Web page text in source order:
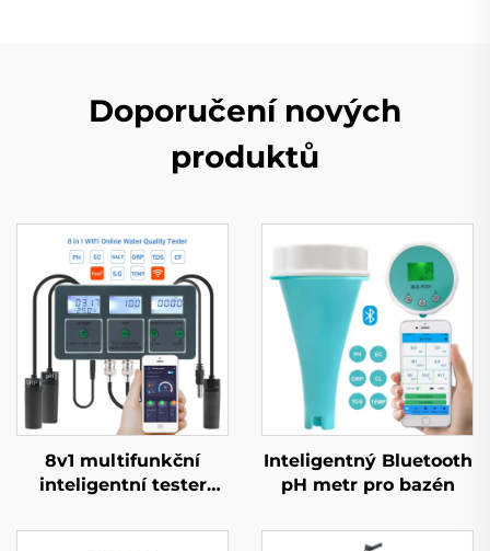
Doporučení nových
produktů
8v1 multifunkční
inteligentní tester
Inteligentný Bluetooth
pH metr pro bazén